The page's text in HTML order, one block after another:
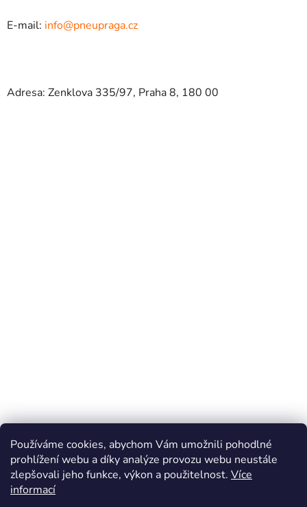
Používáme cookies, abychom Vám umožnili pohodlné
prohlížení webu a díky analýze provozu webu neustále
zlepšovali jeho funkce, výkon a použitelnost. Více
informací
E-mail: info@pneupraga.cz
Adresa: Zenklova 335/97, Praha 8, 180 00